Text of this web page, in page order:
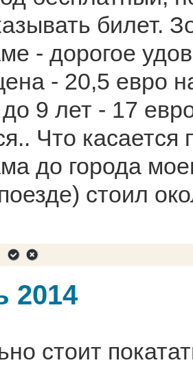
билет.
- дорогое
- 20,5 евро
9 лет - 17
Что касается
до города
стоил
2014
стоит